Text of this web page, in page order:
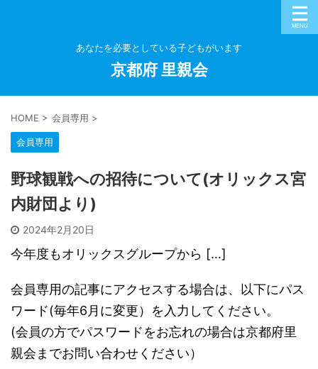
あなたを必要としている子どもがいます
京都府 里親会
HOME > 会員専用 >
会員専用
野球観戦への招待について(オリックス宮
内財団より)
2024年2月20日
今年度もオリックスグループから […]
会員専用の記事にアクセスする場合は、以下にパス
ワード(毎年6月に変更）を入力してください。
(会員の方でパスワードをお忘れの場合は京都府里
親会までお問い合わせください）